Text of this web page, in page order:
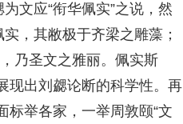
文应“衔华佩实”之说，然
，其敝极于齐梁之雕藻；
乃圣文之雅丽。佩实斯
现出刘勰论断的科学性。再
标举各家，一举周敦颐“文